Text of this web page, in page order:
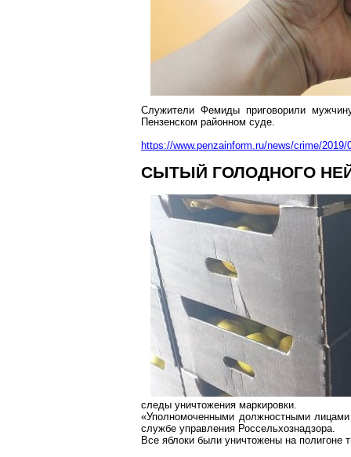
Служители Фемиды приговорили
Пензенском районном суде.
https://www.penzainform.ru/news/crime/
СЫТЫЙ ГОЛОДНОГО
следы уничтожения маркировки.
«Уполномоченными должностными
службе управления Россельхознадзора.
Все яблоки были уничтожены на полигоне